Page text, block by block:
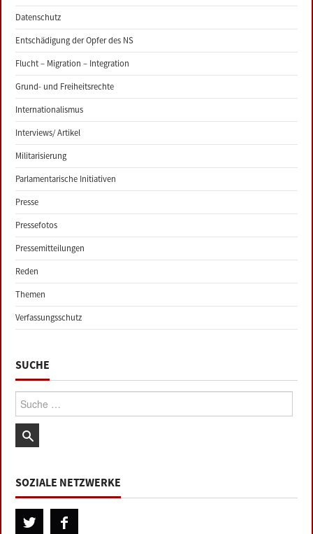
Datenschutz
Entschädigung der Opfer des NS
Flucht – Migration – Integration
Grund- und Freiheitsrechte
Internationalismus
Interviews/ Artikel
Militarisierung
Parlamentarische Initiativen
Presse
Pressefotos
Pressemitteilungen
Reden
Themen
Verfassungsschutz
SUCHE
Suche:
SOZIALE NETZWERKE